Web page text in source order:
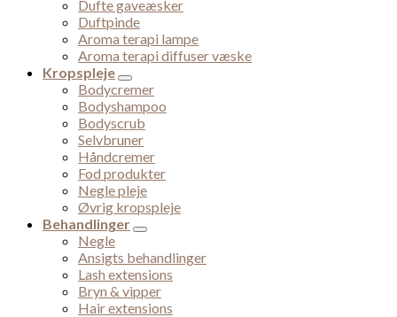
Dufte gaveæsker
Duftpinde
Aroma terapi lampe
Aroma terapi diffuser væske
Kropspleje
Bodycremer
Bodyshampoo
Bodyscrub
Selvbruner
Håndcremer
Fod produkter
Negle pleje
Øvrig kropspleje
Behandlinger
Negle
Ansigts behandlinger
Lash extensions
Bryn & vipper
Hair extensions